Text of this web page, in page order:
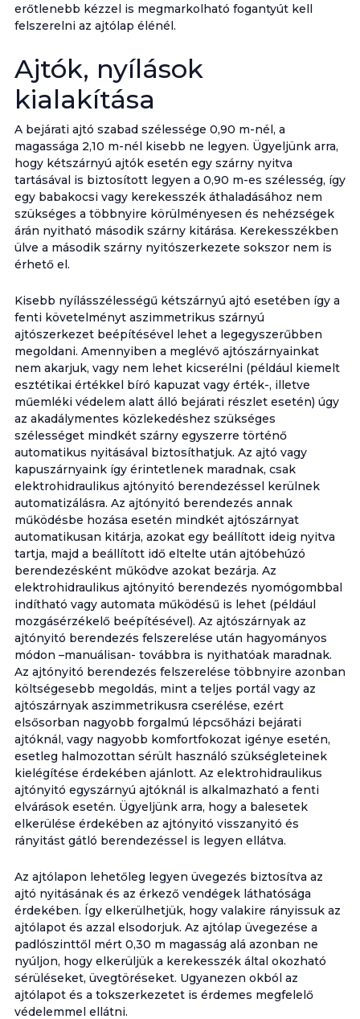
erőtlenebb kézzel is megmarkolható fogantyút kell
felszerelni az ajtólap élénél.
Ajtók, nyílások
kialakítása
A bejárati ajtó szabad szélessége 0,90 m-nél, a
magassága 2,10 m-nél kisebb ne legyen. Ügyeljünk arra,
hogy kétszárnyú ajtók esetén egy szárny nyitva
tartásával is biztosított legyen a 0,90 m-es szélesség, így
egy babakocsi vagy kerekesszék áthaladásához nem
szükséges a többnyire körülményesen és nehézségek
árán nyitható második szárny kitárása. Kerekesszékben
ülve a második szárny nyitószerkezete sokszor nem is
érhető el.
Kisebb nyílásszélességű kétszárnyú ajtó esetében így a
fenti követelményt aszimmetrikus szárnyú
ajtószerkezet beépítésével lehet a legegyszerűbben
megoldani. Amennyiben a meglévő ajtószárnyainkat
nem akarjuk, vagy nem lehet kicserélni (például kiemelt
esztétikai értékkel bíró kapuzat vagy érték-, illetve
műemléki védelem alatt álló bejárati részlet esetén) úgy
az akadálymentes közlekedéshez szükséges
szélességet mindkét szárny egyszerre történő
automatikus nyitásával biztosíthatjuk. Az ajtó vagy
kapuszárnyaink így érintetlenek maradnak, csak
elektrohidraulikus ajtónyitó berendezéssel kerülnek
automatizálásra. Az ajtónyitó berendezés annak
működésbe hozása esetén mindkét ajtószárnyat
automatikusan kitárja, azokat egy beállított ideig nyitva
tartja, majd a beállított idő eltelte után ajtóbehúzó
berendezésként működve azokat bezárja. Az
elektrohidraulikus ajtónyitó berendezés nyomógombbal
indítható vagy automata működésű is lehet (például
mozgásérzékelő beépítésével). Az ajtószárnyak az
ajtónyitó berendezés felszerelése után hagyományos
módon –manuálisan- továbbra is nyithatóak maradnak.
Az ajtónyitó berendezés felszerelése többnyire azonban
költségesebb megoldás, mint a teljes portál vagy az
ajtószárnyak aszimmetrikusra cserélése, ezért
elsősorban nagyobb forgalmú lépcsőházi bejárati
ajtóknál, vagy nagyobb komfortfokozat igénye esetén,
esetleg halmozottan sérült használó szükségleteinek
kielégítése érdekében ajánlott. Az elektrohidraulikus
ajtónyitó egyszárnyú ajtóknál is alkalmazható a fenti
elvárások esetén. Ügyeljünk arra, hogy a balesetek
elkerülése érdekében az ajtónyitó visszanyitó és
rányitást gátló berendezéssel is legyen ellátva.
Az ajtólapon lehetőleg legyen üvegezés biztosítva az
ajtó nyitásának és az érkező vendégek láthatósága
érdekében. Így elkerülhetjük, hogy valakire rányissuk az
ajtólapot és azzal elsodorjuk. Az ajtólap üvegezése a
padlószinttől mért 0,30 m magasság alá azonban ne
nyúljon, hogy elkerüljük a kerekesszék által okozható
sérüléseket, üvegtöréseket. Ugyanezen okból az
ajtólapot és a tokszerkezetet is érdemes megfelelő
védelemmel ellátni.